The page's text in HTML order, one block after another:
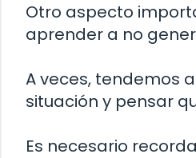
Otro aspecto
aprender a no
A veces, tendemos
situación y pensar
Es necesario